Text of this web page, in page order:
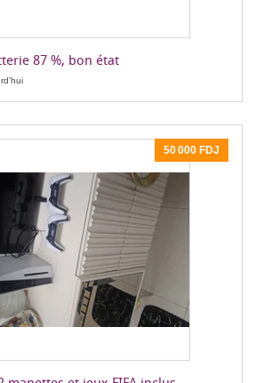
87 %, bon état
50 000 FDJ